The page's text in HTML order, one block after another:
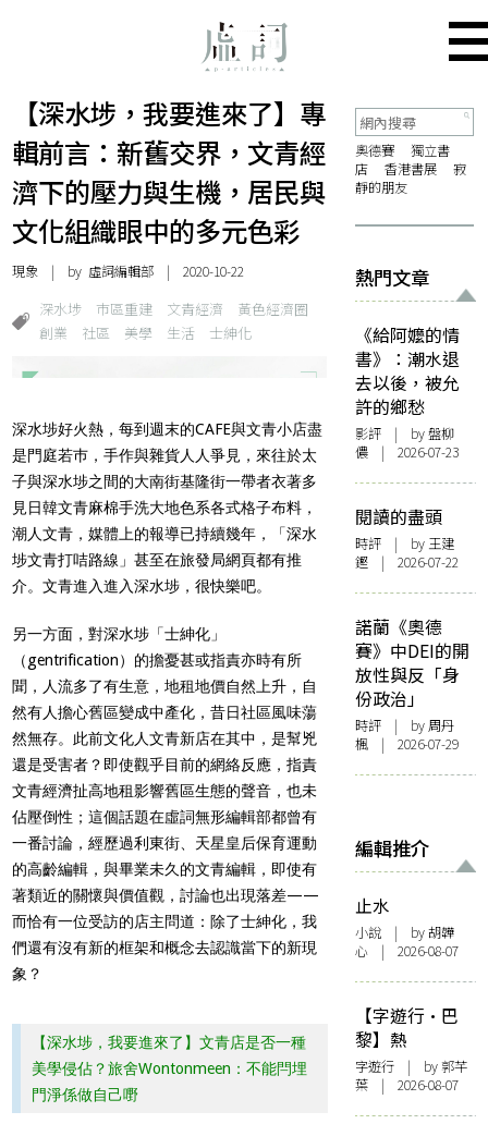
【深水埗，我要進來了】專
輯前言：新舊交界，文青經
濟下的壓力與生機，居民與
文化組織眼中的多元色彩
現象 | by 虛詞編輯部 | 2020-10-22
深水埗 巿區重建 文青經濟
黃色經濟圈
創業
社區 美學 生活 士紳化
深水埗好火熱，每到週末的CAFE與文青小店盡
是門庭若巿，手作與雜貨人人爭見，來往於太
子與深水埗之間的大南街基隆街一帶者衣著多
見日韓文青麻棉手洗大地色系各式格子布料，
潮人文青，媒體上的報導已持續幾年，「深水
埗文青打咭路線」甚至在旅發局網頁都有推
介。文青進入進入深水埗，很快樂吧。
另一方面，對深水埗「士紳化」
（gentrification）的擔憂甚或指責亦時有所
聞，人流多了有生意，地租地價自然上升，自
然有人擔心舊區變成中產化，昔日社區風味蕩
然無存。此前文化人文青新店在其中，是幫兇
還是受害者？即使觀乎目前的網絡反應，指責
文青經濟扯高地租影響舊區生態的聲音，也未
佔壓倒性；這個話題在虛詞無形編輯部都曾有
一番討論，經歷過利東街、天星皇后保育運動
的高齡編輯，與畢業未久的文青編輯，即使有
著類近的關懷與價值觀，討論也出現落差——
而恰有一位受訪的店主問道：除了士紳化，我
們還有沒有新的框架和概念去認識當下的新現
象？
【深水埗，我要進來了】文青店是否一種
美學侵佔？旅舍Wontonmeen：不能閂埋
門淨係做自己嘢
奧德賽
獨立書
店
香港書展
寂
靜的朋友
熱門文章
《給阿嬤的情
書》：潮水退
去以後，被允
許的鄉愁
影評 | by 盤柳
儂 | 2026-07-23
閱讀的盡頭
時評 | by 王建
鏗 | 2026-07-22
諾蘭《奧德
賽》中DEI的開
放性與反「身
份政治」
時評 | by周丹
楓 | 2026-07-29
編輯推介
止水
小說 | by 胡韡
心 | 2026-08-07
【字遊行·巴
黎】熱
字遊行 | by 郭芊
葉 | 2026-08-07